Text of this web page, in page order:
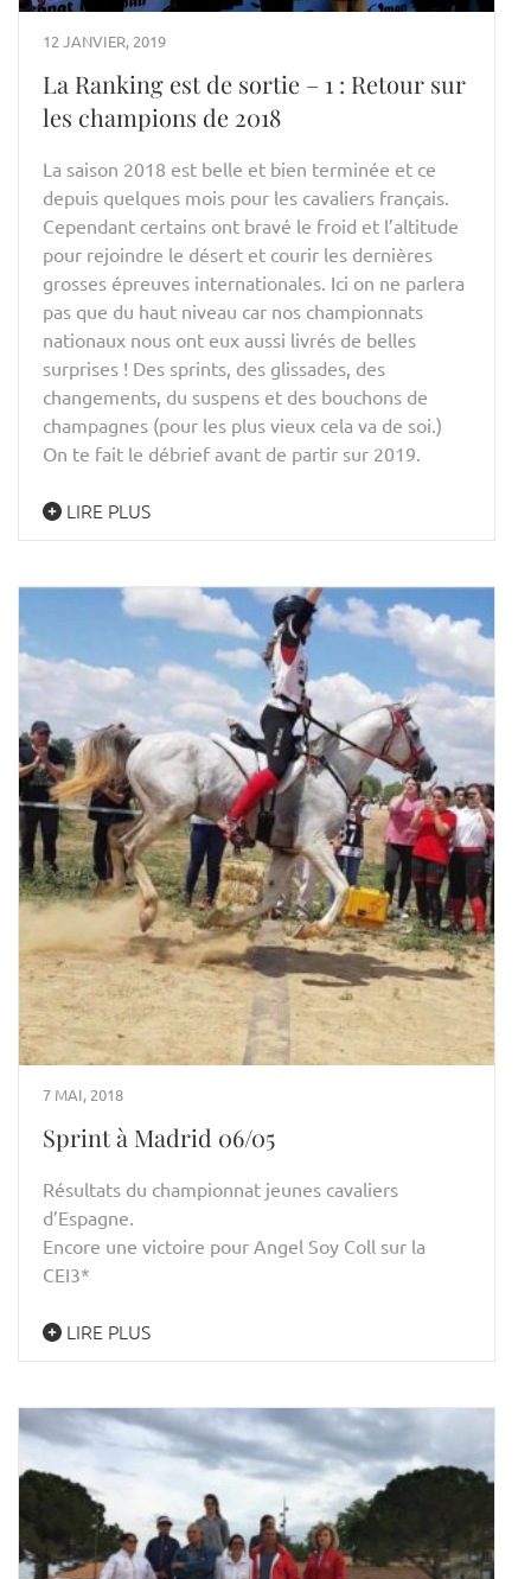
12 JANVIER, 2019
La Ranking est de sortie – 1 : Retour sur
les champions de 2018
La saison 2018 est belle et bien terminée et ce
depuis quelques mois pour les cavaliers français.
Cependant certains ont bravé le froid et l’altitude
pour rejoindre le désert et courir les dernières
grosses épreuves internationales. Ici on ne parlera
pas que du haut niveau car nos championnats
nationaux nous ont eux aussi livrés de belles
surprises ! Des sprints, des glissades, des
changements, du suspens et des bouchons de
champagnes (pour les plus vieux cela va de soi.)
On te fait le débrief avant de partir sur 2019.
LIRE PLUS
7 MAI, 2018
Sprint à Madrid 06/05
Résultats du championnat jeunes cavaliers
d’Espagne.
Encore une victoire pour Angel Soy Coll sur la
CEI3*
LIRE PLUS